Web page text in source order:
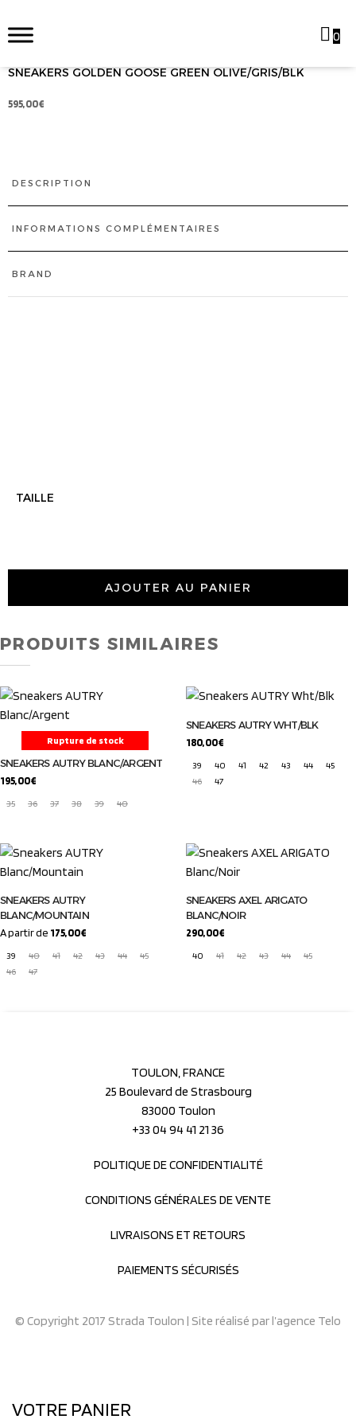
0
SNEAKERS GOLDEN GOOSE GREEN OLIVE/GRIS/BLK
595,00€
DESCRIPTION
INFORMATIONS COMPLÉMENTAIRES
BRAND
TAILLE
AJOUTER AU PANIER
PRODUITS SIMILAIRES
Rupture de stock
SNEAKERS AUTRY BLANC/ARGENT
195,00€
35
36 37 38 39 40
SNEAKERS AUTRY WHT/BLK
180,00€
39
40 41 42 43 44
45
46
47
SNEAKERS AUTRY
BLANC/MOUNTAIN
A partir de 175,00€
39
40 41 42 43 44
45
46
47
SNEAKERS AXEL ARIGATO
BLANC/NOIR
290,00€
40
41 42 43 44 45
TOULON, FRANCE
25 Boulevard de Strasbourg
83000 Toulon
+33 04 94 41 21 36
POLITIQUE DE CONFIDENTIALITÉ
CONDITIONS GÉNÉRALES DE VENTE
LIVRAISONS ET RETOURS
PAIEMENTS SÉCURISÉS
© Copyright 2017 Strada Toulon | Site réalisé parl’agence Telo
VOTRE PANIER